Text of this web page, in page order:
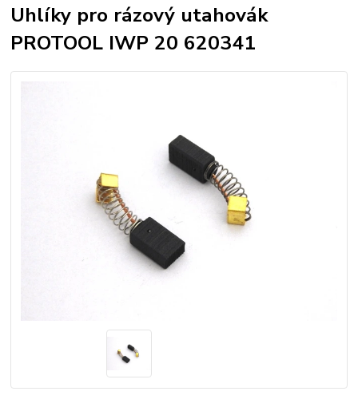
Uhlíky pro rázový utahovák
PROTOOL IWP 20 620341